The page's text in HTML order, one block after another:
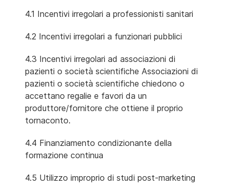
4.1 Incentivi irregolari a professionisti sanitari
4.2 Incentivi irregolari a funzionari pubblici
4.3 Incentivi irregolari ad associazioni di
pazienti o società scientifiche Associazioni di
pazienti o società scientifiche chiedono o
accettano regalie e favori da un
produttore/fornitore che ottiene il proprio
tornaconto.
4.4 Finanziamento condizionante della
formazione continua
4.5 Utilizzo improprio di studi post-marketing